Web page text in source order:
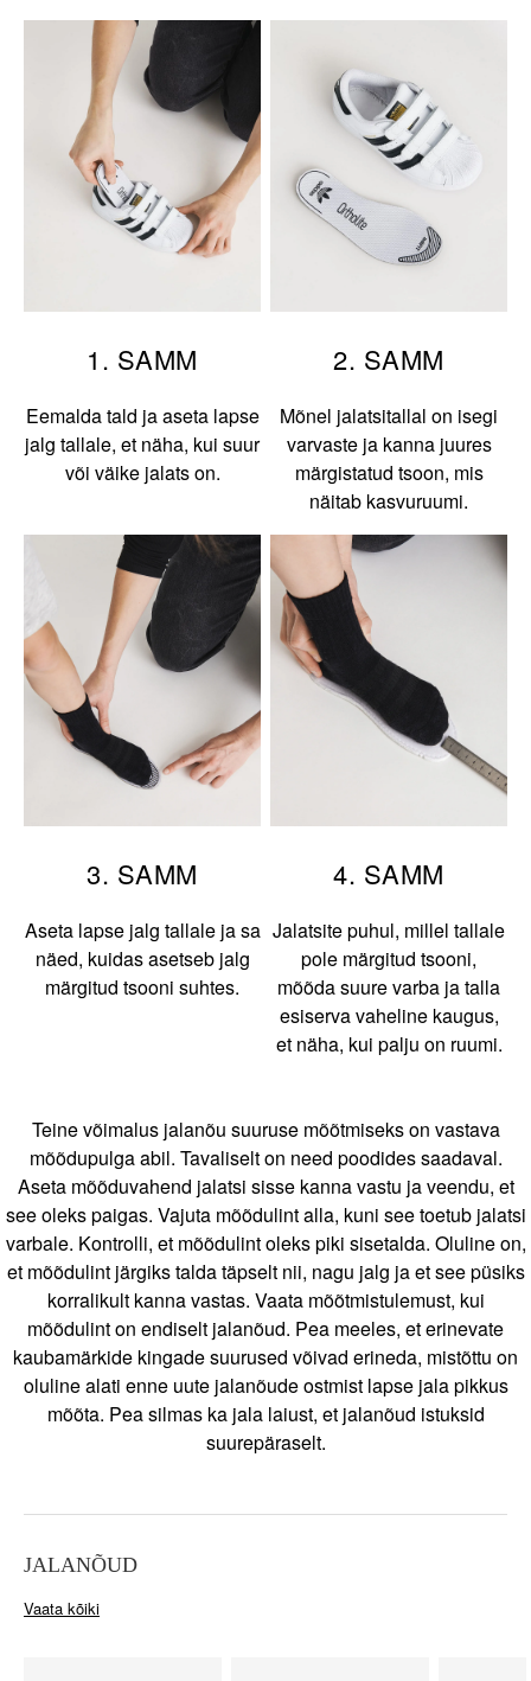
1. SAMM
Eemalda tald ja aseta lapse
jalg tallale, et näha, kui suur
või väike jalats on.
2. SAMM
Mõnel jalatsitallal on isegi
varvaste ja kanna juures
märgistatud tsoon, mis
näitab kasvuruumi.
3. SAMM
Aseta lapse jalg tallale ja sa
näed, kuidas asetseb jalg
märgitud tsooni suhtes.
4. SAMM
Jalatsite puhul, millel tallale
pole märgitud tsooni,
mõõda suure varba ja talla
esiserva vaheline kaugus,
et näha, kui palju on ruumi.
Teine võimalus jalanõu suuruse mõõtmiseks on vastava
mõõdupulga abil. Tavaliselt on need poodides saadaval.
Aseta mõõduvahend jalatsi sisse kanna vastu ja veendu, et
see oleks paigas. Vajuta mõõdulint alla, kuni see toetub jalatsi
varbale. Kontrolli, et mõõdulint oleks piki sisetalda. Oluline on,
et mõõdulint järgiks talda täpselt nii, nagu jalg ja et see püsiks
korralikult kanna vastas. Vaata mõõtmistulemust, kui
mõõdulint on endiselt jalanõud. Pea meeles, et erinevate
kaubamärkide kingade suurused võivad erineda, mistõttu on
oluline alati enne uute jalanõude ostmist lapse jala pikkus
mõõta. Pea silmas ka jala laiust, et jalanõud istuksid
suurepäraselt.
JALANÕUD
Vaata kõiki